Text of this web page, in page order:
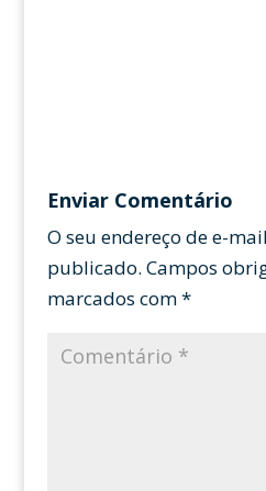
Enviar Comentário
O seu endereço de e-
publicado. Campos
marcados com*